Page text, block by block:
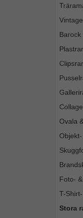
Barock
Ovala
Foto-
T-
Stora